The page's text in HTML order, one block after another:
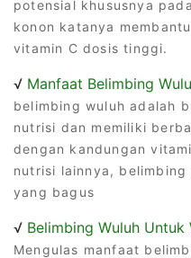
potensial khususnya
konon katanya
vitamin C dosis tinggi.
√ Manfaat Belimbing
belimbing wuluh adalah
nutrisi dan memiliki
dengan kandungan
nutrisi lainnya, belimbing
yang bagus
√ Belimbing Wuluh Untuk
Mengulas manfaat